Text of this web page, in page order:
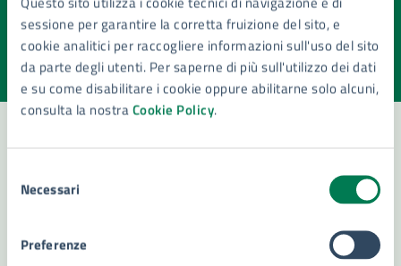
sessione per garantire la corretta fruizione del sito, e
cookie analitici per raccogliere informazioni sull'uso del sito
da parte degli utenti. Per saperne di più sull'utilizzo dei dati
e su come disabilitare i cookie oppure abilitarne solo alcuni,
consulta la nostraCookie Policy.
delNecessari
Preferenze
pagina?
Valuta la chiarezza delle informazioni (da 1 a 5 stelle)
Seleziona il numero di stelle per valutare la chiarezza delle
Valuta 5 stelle su 5
Valuta 4 stelle su 5
Valuta 3 stelle su 5
Valuta 2 stelle su 5
Valuta 1 stelle su 5
Contatta il comune
Richiedi assistenza